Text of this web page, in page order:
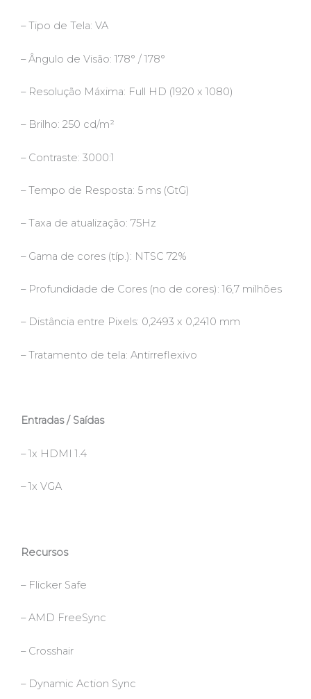
– Tipo de Tela: VA
– Ângulo de Visão: 178° / 178°
– Resolução Máxima: Full HD (1920 x 1080)
– Brilho: 250 cd/m²
– Contraste: 3000:1
– Tempo de Resposta: 5 ms (GtG)
– Taxa de atualização: 75Hz
– Gama de cores (típ.): NTSC 72%
– Profundidade de Cores (no de cores): 16,7 milhões
– Distância entre Pixels: 0,2493 x 0,2410 mm
– Tratamento de tela: Antirreflexivo
Entradas / Saídas
– 1x HDMI 1.4
– 1x VGA
Recursos
– Flicker Safe
– AMD FreeSync
– Crosshair
– Dynamic Action Sync